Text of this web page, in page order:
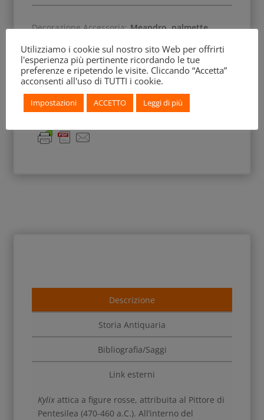
Decorazione Accessoria: Meandro, palmette
BEAZLEY Archive: 211596
Descrizione
Storia Antiquaria
Bibliografia/Saggi
Link esterni
Kylix attica a figure rosse, attribuita al Pittore di
Pentesilea (470-460 a.C.). All’interno del
Utilizziamo i cookie sul nostro sito Web per offrirti
l'esperienza più pertinente ricordando le tue
preferenze e ripetendo le visite. Cliccando “Accetta”
acconsenti all'uso di TUTTI i cookie.
Impostazioni ACCETTO Leggi di più